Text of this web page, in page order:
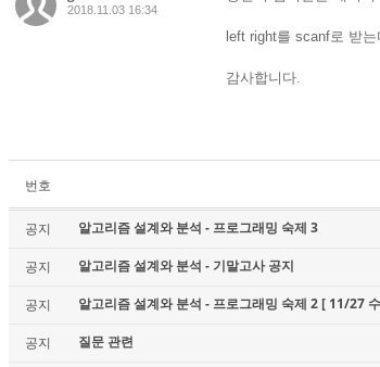
2018.11.03 16:34
left right를 scanf로 받
감사합니다.
번호
공지 알고리즘 설계와 분석 - 프로그래밍 숙제 3
공지 알고리즘 설계와 분석 - 기말고사 공지
공지 알고리즘 설계와 분석 - 프로그래밍 숙제 2 [ 11/27
공지 질문 관련